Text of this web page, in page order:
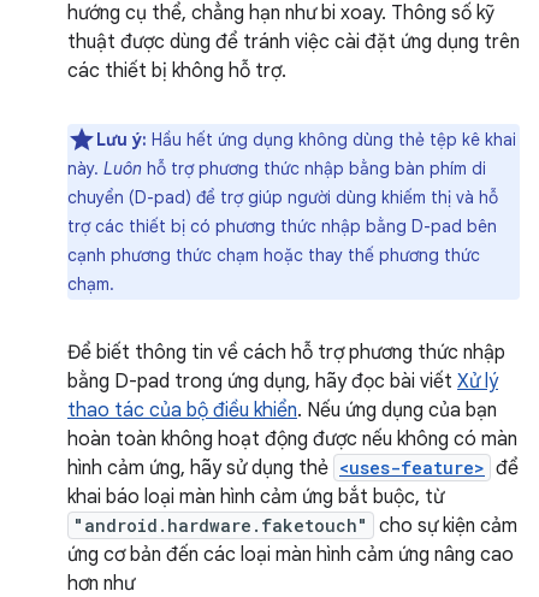
hướng cụ thể, chẳng hạn như bi xoay. Thông số kỹ
thuật được dùng để tránh việc cài đặt ứng dụng trên
các thiết bị không hỗ trợ.
Lưu ý: Hầu hết ứng dụng không dùng thẻ tệp kê khai
này. Luôn hỗ trợ phương thức nhập bằng bàn phím di
chuyển (D-pad) để trợ giúp người dùng khiếm thị và hỗ
trợ các thiết bị có phương thức nhập bằng D-pad bên
cạnh phương thức chạm hoặc thay thế phương thức
chạm.
Để biết thông tin về cách hỗ trợ phương thức nhập
bằng D-pad trong ứng dụng, hãy đọc bài viết Xử lý
thao tác của bộ điều khiển. Nếu ứng dụng của bạn
hoàn toàn không hoạt động được nếu không có màn
hình cảm ứng, hãy sử dụng thẻ <uses-feature> để
khai báo loại màn hình cảm ứng bắt buộc, từ
"android.hardware.faketouch"
cho sự kiện cảm
ứng cơ bản đến các loại màn hình cảm ứng nâng cao
hơn như